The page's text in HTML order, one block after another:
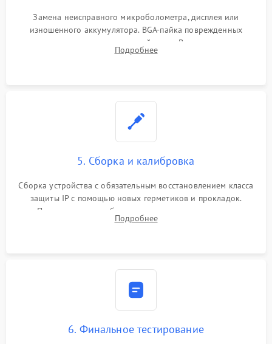
Замена неисправного микроболометра, дисплея или
изношенного аккумулятора. BGA-пайка поврежденных
контроллеров на материнской плате. Восстановление
разъемов и кнопок, замена поврежденных элементов
Подробнее
5. Сборка и калибровка
Сборка устройства с обязательным восстановлением класса
защиты IP с помощью новых герметиков и прокладок.
Программная калибровка матрицы по эталонному
абсолютно черному телу для точного измерения температур.
Подробнее
6. Финальное тестирование